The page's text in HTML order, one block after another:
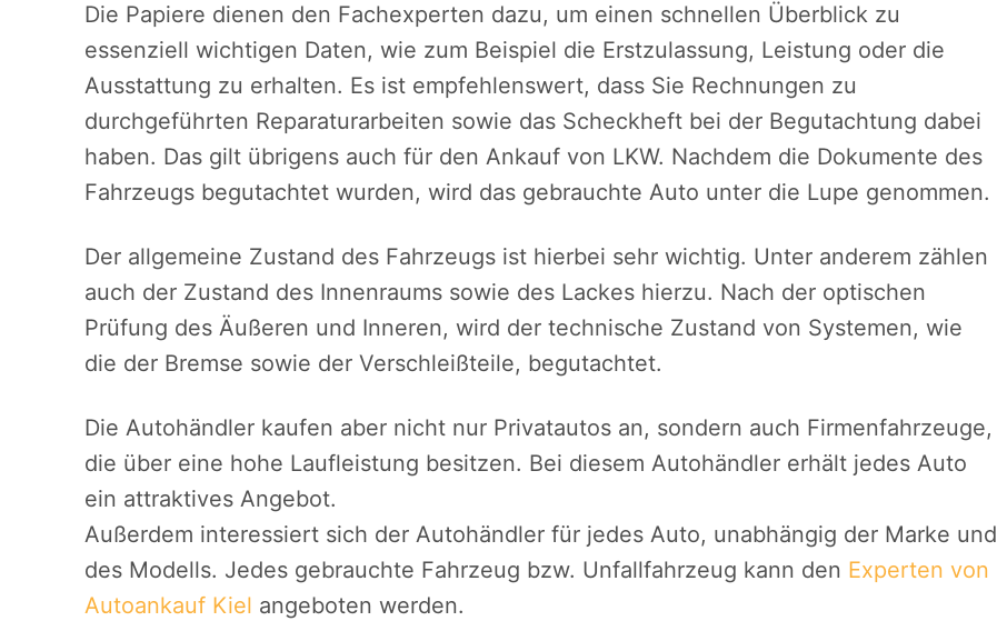
Die Papiere dienen den Fachexperten dazu, um einen schnellen Überblick zu
essenziell wichtigen Daten, wie zum Beispiel die Erstzulassung, Leistung oder die
Ausstattung zu erhalten. Es ist empfehlenswert, dass Sie Rechnungen zu
durchgeführten Reparaturarbeiten sowie das Scheckheft bei der Begutachtung dabei
haben. Das gilt übrigens auch für den Ankauf von LKW. Nachdem die Dokumente des
Fahrzeugs begutachtet wurden, wird das gebrauchte Auto unter die Lupe genommen.
Der allgemeine Zustand des Fahrzeugs ist hierbei sehr wichtig. Unter anderem zählen
auch der Zustand des Innenraums sowie des Lackes hierzu. Nach der optischen
Prüfung des Äußeren und Inneren, wird der technische Zustand von Systemen, wie
die der Bremse sowie der Verschleißteile, begutachtet.
Die Autohändler kaufen aber nicht nur Privatautos an, sondern auch Firmenfahrzeuge,
die über eine hohe Laufleistung besitzen. Bei diesem Autohändler erhält jedes Auto
ein attraktives Angebot.
Außerdem interessiert sich der Autohändler für jedes Auto, unabhängig der Marke und
des Modells. Jedes gebrauchte Fahrzeug bzw. Unfallfahrzeug kann den Experten von
Autoankauf Kiel angeboten werden.